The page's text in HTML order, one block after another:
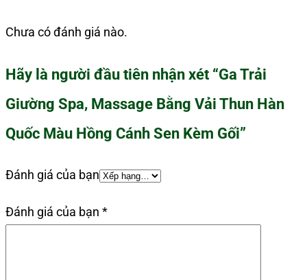
Chưa có đánh giá nào.
Hãy là người đầu tiên nhận xét “Ga Trải
Giường Spa, Massage Bằng Vải Thun Hàn
Quốc Màu Hồng Cánh Sen Kèm Gối”
Đánh giá của bạn
Đánh giá của bạn *